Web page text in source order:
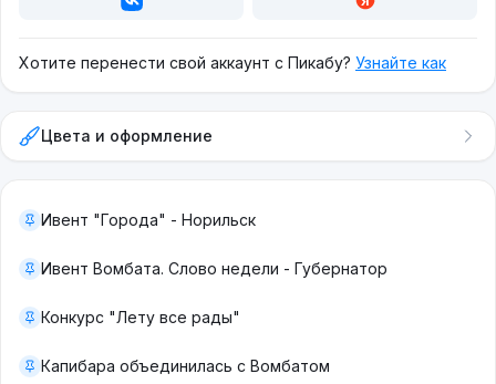
Хотите перенести свой аккаунт с Пикабу? Узнайте как
Цвета и оформление
Ивент "Города" - Норильск
Ивент Вомбата. Слово недели - Губернатор
Конкурс "Лету все рады"
Капибара объединилась с Вомбатом